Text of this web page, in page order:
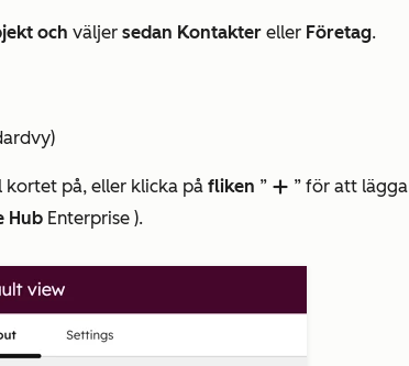
och väljer sedan Kontakter eller Företag.
)
på, eller klicka på fliken ” add ” för att lägga
Hub Enterprise ).